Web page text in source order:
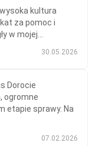
kultura
za pomoc i
w mojej...
30.05.2026
Dorocie
ogromne
etapie sprawy. Na
07.02.2026